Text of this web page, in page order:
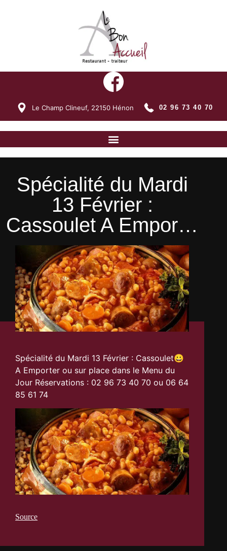
Le Champ Clineuf, 22150 Hénon 02 96 73 40 70
Spécialité du Mardi
13 Février :
Cassoulet A Empor…
Spécialité du Mardi 13 Février : Cassoulet😀
A Emporter ou sur place dans le Menu du
Jour Réservations : 02 96 73 40 70 ou 06 64
85 61 74
Source